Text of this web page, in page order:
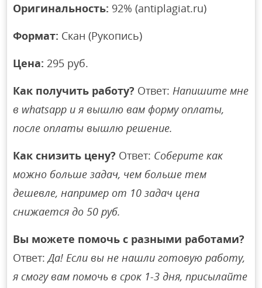
Оригинальность: 92% (antiplagiat.ru)
Формат: Скан (Рукопись)
Цена: 295 руб.
Как получить работу? Ответ: Напишите мне
в whatsapp и я вышлю вам форму оплаты,
после оплаты вышлю решение.
Как снизить цену? Ответ: Соберите как
можно больше задач, чем больше тем
дешевле, например от 10 задач цена
снижается до 50 руб.
Вы можете помочь с разными работами?
Ответ:Да! Если вы не нашли готовую работу,
я смогу вам помочь в срок 1-3 дня, присылайте